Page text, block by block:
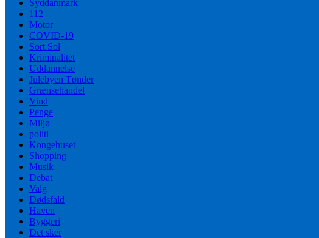
Syddanmark
112
Motor
COVID-19
Sort Sol
Kriminalitet
Uddannelse
Julebyen Tønder
Grænsehandel
Vind
Penge
Miljø
politi
Kongehuset
Shopping
Musik
Debat
Valg
Dødsfald
Haven
Byggeri
Det sker